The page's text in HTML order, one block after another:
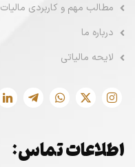
مطالب مهم و کاربردی مالیات
درباره ما
لایحه مالیاتی
اطلاعات تماس: